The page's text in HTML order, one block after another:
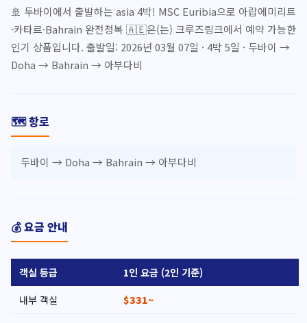
🚢 두바이에서 출발하는 asia 4박! MSC Euribia으로 아랍에미리트
·카타르·Bahrain 완전정복 🇦🇪은(는) 크루즈링크에서 예약 가능한
인기 상품입니다. 출발일: 2026년 03월 07일 · 4박 5일 · 두바이 →
Doha → Bahrain → 아부다비
🗺️ 항로
두바이 → Doha → Bahrain → 아부다비
💰 요금 안내
객실 등급
1인 요금 (2인 기준)
내부 객실
$331~